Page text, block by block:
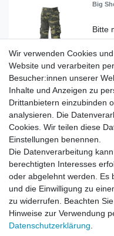
Big
Road
Wir verwenden Cookies
Website und verarbeiten
Besucher:innen unserer
Inhalte und Anzeigen zu
Drittanbietern einzubinden
analysieren. Die
Cookies. Wir teilen diese
Einstellungen benennen.
Die Datenverarbeitung
berechtigten Interesses
oder abgelehnt werden. Es
und die Einwilligung zu
zu widerrufen. Beachten
Hinweise zur Verwendung
Daten­schutz­erklärung